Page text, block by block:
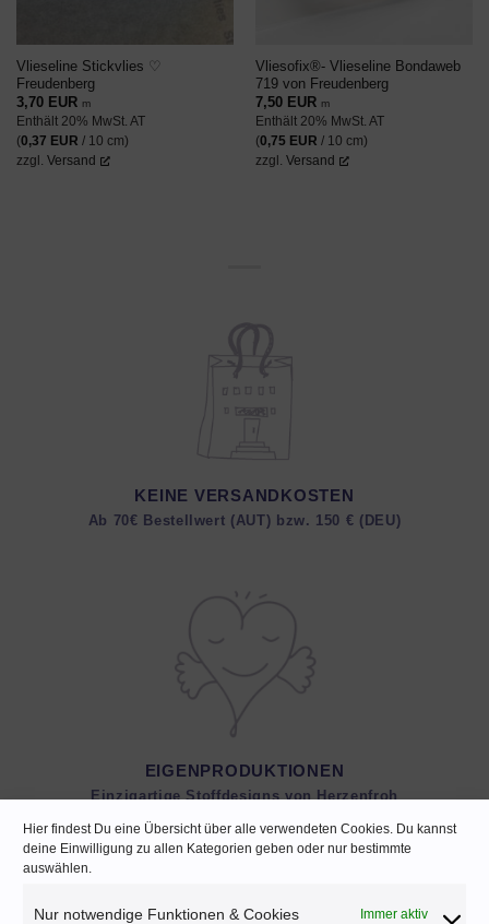
Hier findest Du eine Übersicht über alle verwendeten Cookies. Du kannst
deine Einwilligung zu allen Kategorien geben oder nur bestimmte
auswählen.
Nur notwendige Funktionen & Cookies Immer aktiv
Vlieseline Stickvlies ♡
Freudenberg
3,70 EUR m
Enthält 20% MwSt. AT
(0,37 EUR / 10 cm)
zzgl. Versand
Vliesofix®- Vlieseline Bondaweb
719 von Freudenberg
7,50 EUR m
Enthält 20% MwSt. AT
(0,75 EUR / 10 cm)
zzgl. Versand
KEINE VERSANDKOSTEN
Ab 70€ Bestellwert (AUT) bzw. 150 € (DEU)
EIGENPRODUKTIONEN
Einzigartige Stoffdesigns von Herzenfroh